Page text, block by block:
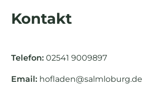
Kontakt
Telefon: 02541 9009897
Email: hofladen@salmloburg.de